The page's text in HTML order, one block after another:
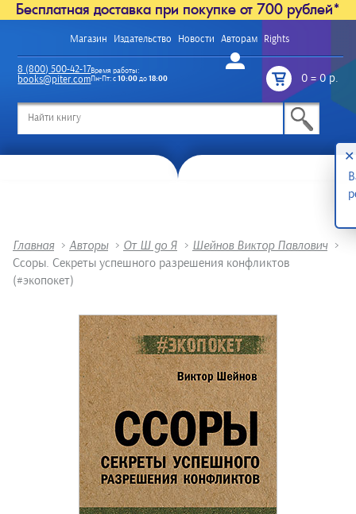
Бесплатная доставка при покупке от 700 рублей*
Магазин Издательство Новости Авторам Rights
Войти
0=0 р.
8 (800) 500-42-17
books@piter.com
Время работы:
Пн-Пт: с10:00до18:00
Главная > Авторы > От Ш до Я > Шейнов Виктор Павлович >
Ссоры. Секреты успешного разрешения конфликтов
(#экопокет)
✕